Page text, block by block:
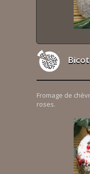
Fromage de
roses.